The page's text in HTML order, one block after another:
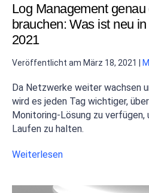
Log Management
brauchen: Was ist neu
2021
Veröffentlicht am März 18, 2021
Da Netzwerke weiter wachsen
wird es jeden Tag wichtiger,
Monitoring-Lösung zu verfügen,
Laufen zu halten.
Weiterlesen